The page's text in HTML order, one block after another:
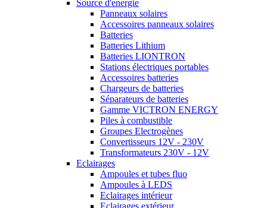
Source d'energie
Panneaux solaires
Accessoires panneaux solaires
Batteries
Batteries Lithium
Batteries LIONTRON
Stations électriques portables
Accessoires batteries
Chargeurs de batteries
Séparateurs de batteries
Gamme VICTRON ENERGY
Piles à combustible
Groupes Electrogènes
Convertisseurs 12V - 230V
Transformateurs 230V - 12V
Eclairages
Ampoules et tubes fluo
Ampoules à LEDS
Eclairages intérieur
Eclairages extérieur